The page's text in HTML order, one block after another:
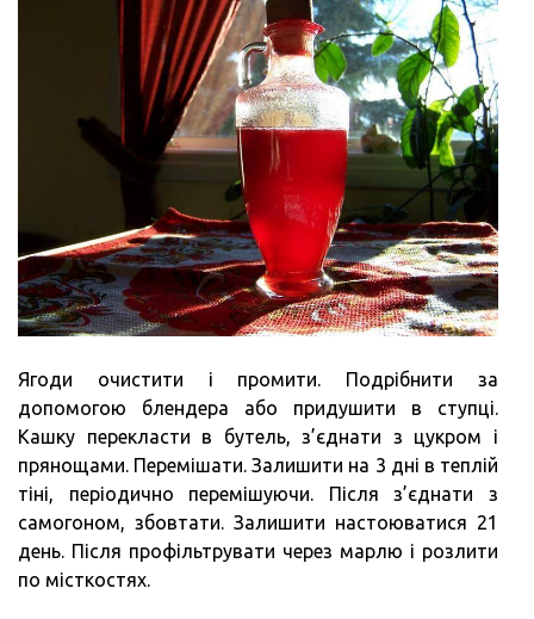
Ягоди очистити і промити. Подрібнити за
допомогою блендера або придушити в ступці.
Кашку перекласти в бутель, з’єднати з цукром і
прянощами. Перемішати. Залишити на 3 дні в теплій
тіні, періодично перемішуючи. Після з’єднати з
самогоном, збовтати. Залишити настоюватися 21
день. Після профільтрувати через марлю і розлити
по місткостях.